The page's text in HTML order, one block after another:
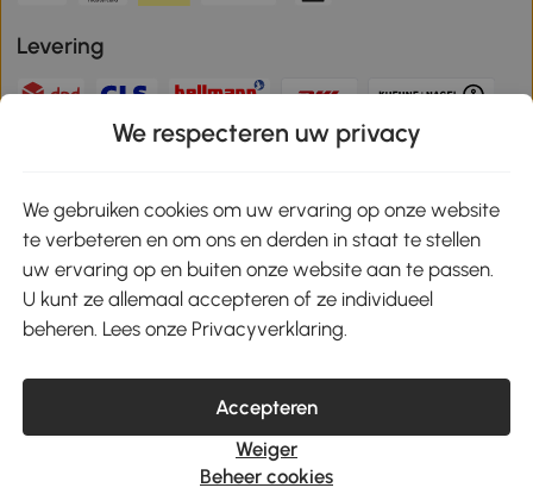
Levering
Veilige betaling
Download de app en ontvang 10% korting!
Google Play
klantenservice@aosom.nl
MH Handel GmbH, Wendenstrasse 309, 20537 Hamburg
© 2021-2026 Aosom heeft alle rechten voorbehouden.
We respecteren uw privacy
We gebruiken cookies om uw ervaring op onze website
te verbeteren en om ons en derden in staat te stellen
uw ervaring op en buiten onze website aan te passen.
U kunt ze allemaal accepteren of ze individueel
beheren. Lees onze Privacyverklaring.
Accepteren
Weiger
Beheer cookies